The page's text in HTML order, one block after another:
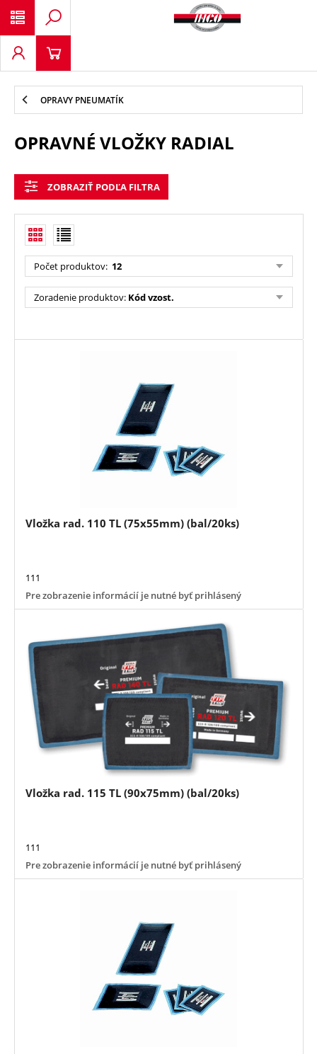
OPRAVY PNEUMATÍK
OPRAVNÉ VLOŽKY RADIAL
ZOBRAZIŤ PODĽA FILTRA
Počet produktov: 12
Zoradenie produktov: Kód vzost.
Vložka rad. 110 TL (75x55mm) (bal/20ks)
111
Pre zobrazenie informácií je nutné byť prihlásený
Vložka rad. 115 TL (90x75mm) (bal/20ks)
111
Pre zobrazenie informácií je nutné byť prihlásený